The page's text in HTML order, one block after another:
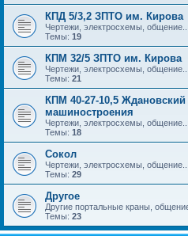
КПД 5/3,2 ЗПТО им. Кирова
Чертежи, электросхемы, общение...
Темы: 19
КПМ 32/5 ЗПТО им. Кирова
Чертежи, электросхемы, общение...
Темы: 21
КПМ 40-27-10,5 Ждановский
машиностроения
Чертежи, электросхемы, общение...
Темы: 18
Сокол
Чертежи, электросхемы, общение...
Темы: 29
Другое
Другие портальные краны,
Темы: 23